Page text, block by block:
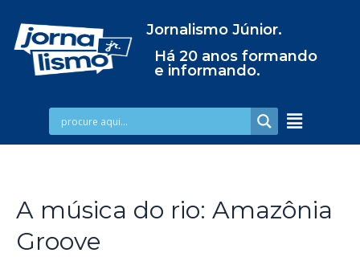
Jornalismo Júnior.
Há 20 anos formando
e informando.
A música do rio: Amazônia
Groove